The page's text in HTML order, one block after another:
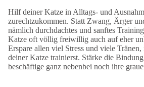
Hilf deiner Katze in Alltags- und
zurechtzukommen. Statt Zwang, Ärger
nämlich durchdachtes und sanftes
Katze oft völlig freiwillig auch auf eher
Erspare allen viel Stress und viele
deiner Katze trainierst. Stärke die
beschäftige ganz nebenbei noch ihre